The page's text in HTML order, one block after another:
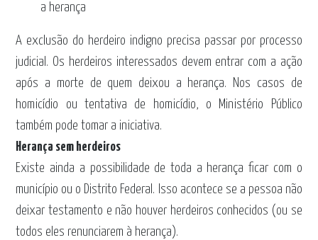
a herança
A exclusão do herdeiro indigno precisa passar por processo
judicial. Os herdeiros interessados devem entrar com a ação
após a morte de quem deixou a herança. Nos casos de
homicídio ou tentativa de homicídio, o Ministério Público
também pode tomar a iniciativa.
Herança sem herdeiros
Existe ainda a possibilidade de toda a herança ficar com o
município ou o Distrito Federal. Isso acontece se a pessoa não
deixar testamento e não houver herdeiros conhecidos (ou se
todos eles renunciarem à herança).